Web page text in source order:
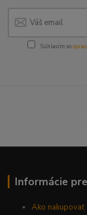
Súhlasím so
Informácie
Ako nakupovať